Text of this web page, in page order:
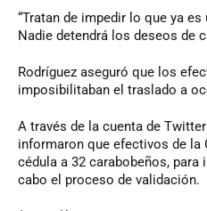
“Tratan de impedir lo que ya
Nadie detendrá los deseos de
Rodríguez aseguró que los
imposibilitaban el traslado a
A través de la cuenta de
informaron que efectivos de
cédula a 32 carabobeños, para
cabo el proceso de validación.